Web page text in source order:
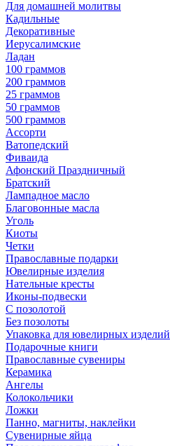
Для домашней молитвы
Кадильные
Декоративные
Иерусалимские
Ладан
100 граммов
200 граммов
25 граммов
50 граммов
500 граммов
Ассорти
Ватопедский
Фиваида
Афонский Праздничный
Братский
Лампадное масло
Благовонные масла
Уголь
Киоты
Четки
Православные подарки
Ювелирные изделия
Нательные кресты
Иконы-подвески
С позолотой
Без позолоты
Упаковка для ювелирных изделий
Подарочные книги
Православные сувениры
Керамика
Ангелы
Колокольчики
Ложки
Панно, магниты, наклейки
Сувенирные яйца